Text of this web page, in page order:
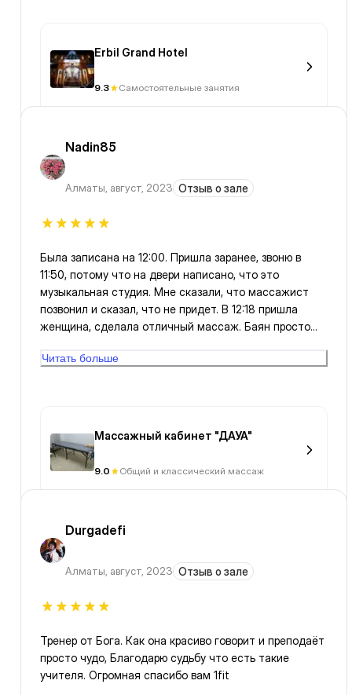
Erbil Grand Hotel
9.3 Самостоятельные занятия
Nadin85
Алматы, август, 2023 Отзыв о зале
Была записана на 12:00. Пришла заранее, звоню в
11:50, потому что на двери написано, что это
музыкальная студия. Мне сказали, что массажист
позвонил и сказал, что не придет. В 12:18 пришла
женщина, сделала отличный массаж. Баян просто
чисто и неприятный запах от прокисшего арбуза -
Читать больше
Массажный кабинет "ДАУА"
9.0 Общий и классический массаж
Durgadefi
Алматы, август, 2023 Отзыв о зале
Тренер от Бога. Как она красиво говорит и преподаёт
просто чудо, Благодарю судьбу что есть такие
учителя. Огромная спасибо вам 1fit